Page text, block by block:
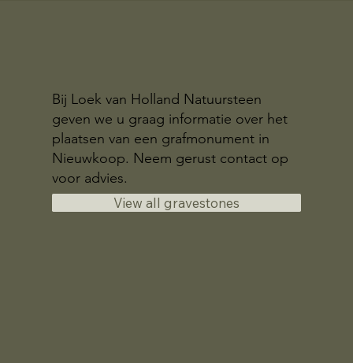
Bij Loek van Holland Natuursteen
geven we u graag informatie over het
plaatsen van een grafmonument in
Nieuwkoop. Neem gerust contact op
voor advies.
View all gravestones